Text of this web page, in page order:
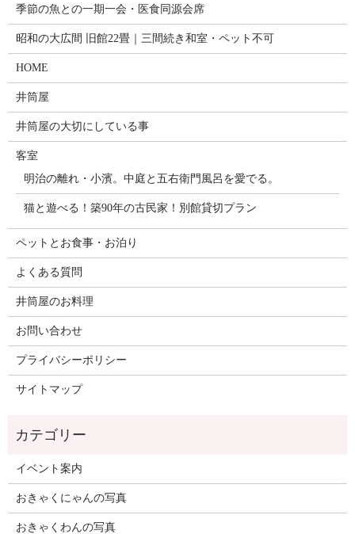
季節の魚との一期一会・医食同源会席
昭和の大広間 旧館22畳｜三間続き和室・ペット不可
HOME
井筒屋
井筒屋の大切にしている事
客室
明治の離れ・小濱。中庭と五右衛門風呂を愛でる。
猫と遊べる！築90年の古民家！別館貸切プラン
ペットとお食事・お泊り
よくある質問
井筒屋のお料理
お問い合わせ
プライバシーポリシー
サイトマップ
イベント案内
おきゃくにゃんの写真
おきゃくわんの写真